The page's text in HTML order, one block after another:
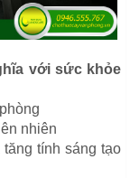
với sức khỏe
nhiên
tính sáng tạo